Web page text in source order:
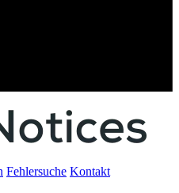
Fehlersuche Kontakt